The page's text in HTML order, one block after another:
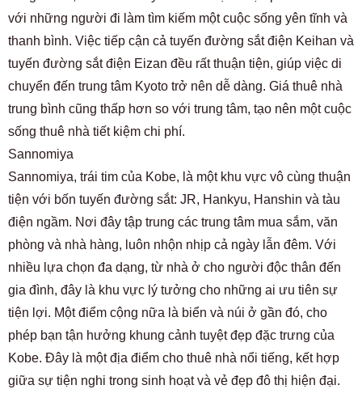
với những người đi làm tìm kiếm một cuộc sống yên tĩnh và
thanh bình. Việc tiếp cận cả tuyến đường sắt điện Keihan và
tuyến đường sắt điện Eizan đều rất thuận tiện, giúp việc di
chuyển đến trung tâm Kyoto trở nên dễ dàng. Giá thuê nhà
trung bình cũng thấp hơn so với trung tâm, tạo nên một cuộc
sống thuê nhà tiết kiệm chi phí.
Sannomiya
Sannomiya, trái tim của Kobe, là một khu vực vô cùng thuận
tiện với bốn tuyến đường sắt: JR, Hankyu, Hanshin và tàu
điện ngầm. Nơi đây tập trung các trung tâm mua sắm, văn
phòng và nhà hàng, luôn nhộn nhịp cả ngày lẫn đêm. Với
nhiều lựa chọn đa dạng, từ nhà ở cho người độc thân đến
gia đình, đây là khu vực lý tưởng cho những ai ưu tiên sự
tiện lợi. Một điểm cộng nữa là biển và núi ở gần đó, cho
phép bạn tận hưởng khung cảnh tuyệt đẹp đặc trưng của
Kobe. Đây là một địa điểm cho thuê nhà nổi tiếng, kết hợp
giữa sự tiện nghi trong sinh hoạt và vẻ đẹp đô thị hiện đại.